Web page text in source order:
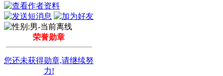
荣誉勋章
您还未获得勋章,请继续努
力!